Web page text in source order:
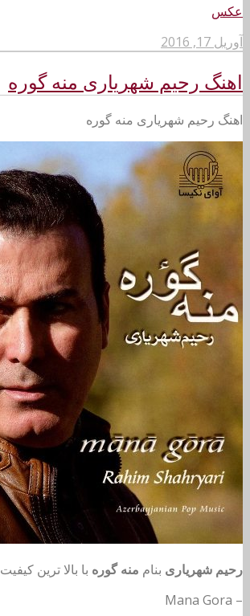
عکس
آوریل 17, 2016
اهنگ رحیم شهریاری منه گوره
اهنگ رحیم شهریاری منه گوره
رحیم شهریاری بنام منه گوره با بالا ترین کیفیت
– Mana Gora